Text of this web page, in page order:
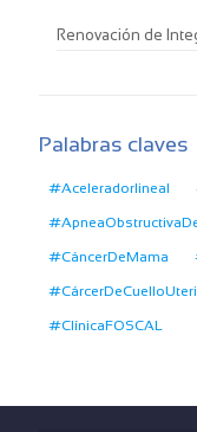
Renovación de
Palabras claves
#Aceleradorlineal
#CáncerDeMama
#ClínicaFOSCAL